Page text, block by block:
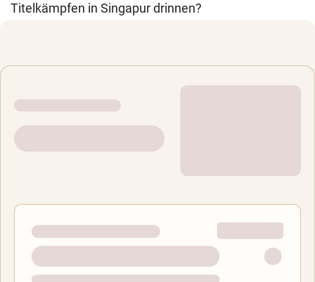
Titelkämpfen in Singapur drinnen?